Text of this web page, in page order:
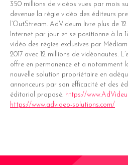
350 millions de vidéos vues par mois
devenue la régie vidéo des éditeurs
l’OutStream. AdVideum livre plus de
Internet par jour et se positionne à la
vidéo des régies exclusives par
2017 avec 12 millions de vidéonautes.
offre en permanence et a notamment
nouvelle solution propriétaire en
annonceurs par son efficacité et des
éditorial proposé. https://
https://www.advideo-solutions.com/